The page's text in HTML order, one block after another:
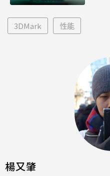
3DMark 性能
楊又肇